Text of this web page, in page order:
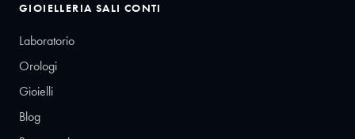
GIOIELLERIA SALI CONTI
Laboratorio
Orologi
Gioielli
Blog